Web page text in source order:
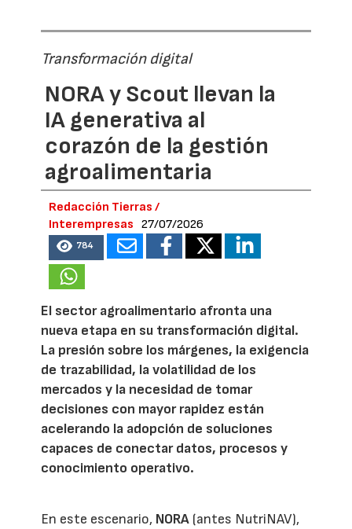
Transformación digital
NORA y Scout llevan la
IA generativa al
corazón de la gestión
agroalimentaria
Redacción Tierras /
Interempresas
27/07/2026
784
El sector agroalimentario afronta una
nueva etapa en su transformación digital.
La presión sobre los márgenes, la exigencia
de trazabilidad, la volatilidad de los
mercados y la necesidad de tomar
decisiones con mayor rapidez están
acelerando la adopción de soluciones
capaces de conectar datos, procesos y
conocimiento operativo.
En este escenario, NORA (antes NutriNAV),